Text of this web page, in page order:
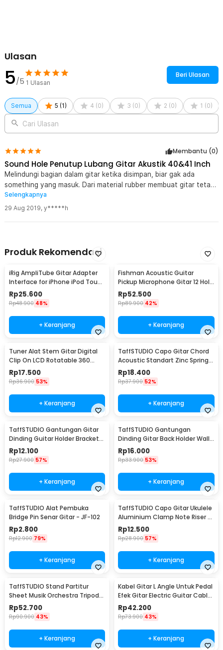
Ulasan
5/5 1 Ulasan
Beri Ulasan
Semua 5 (1 ) 4 (0) 3 (0) 2 (0) 1 (0)
Cari Ulasan
Membantu (0)
Sound Hole Penutup Lubang Gitar Akustik 40&41 Inch
Melindungi bagian dalam gitar ketika disimpan, biar gak ada
something yang masuk. Dari material rubber membuat gitar tetap
aman dan terbebas dari lecet saat ditutup lubang suaranya.
Selengkapnya
29 Aug 2019, y*****h
Produk Rekomendasi
iRig AmpliTube Gitar Adapter
Interface for iPhone iPod Touch
iPad - IRIG-0003
Rp25.600
Rp48.900 48%
+ Keranjang
Fishman Acoustic Guitar
Pickup Microphone Gitar 12 Hole
6.35mm 2.8M - P-012
Rp52.500
Rp89.900 42%
+ Keranjang
Tuner Alat Stem Gitar Digital
Clip On LCD Rotatable 360
Degree - JT-01
Rp17.500
Rp36.900 53%
+ Keranjang
TaffSTUDIO Capo Gitar Chord
Acoustic Standart Zinc Spring
Anti Karat - M556
Rp18.400
Rp37.900 52%
+ Keranjang
TaffSTUDIO Gantungan Gitar
Dinding Guitar Holder Bracket
Wall Mount - XG-01
Rp12.100
Rp27.900 57%
+ Keranjang
TaffSTUDIO Gantungan
Dinding Gitar Back Holder Wall
Mount - XG-10
Rp16.000
Rp33.900 53%
+ Keranjang
TaffSTUDIO Alat Pembuka
Bridge Pin Senar Gitar - JF-102
Rp2.800
Rp12.900 79%
+ Keranjang
TaffSTUDIO Capo Gitar Ukulele
Aluminium Clamp Note Riser -
M556
Rp12.500
Rp28.900 57%
+ Keranjang
TaffSTUDIO Stand Partitur
Sheet Musik Orchestra Tripod
Foldable 1.2m - F-01HC
Rp52.700
Rp90.900 43%
+ Keranjang
Kabel Gitar L Angle Untuk Pedal
Efek Gitar Electric Guitar Cable
6 PCS - XGQ-X-6
Rp42.200
Rp73.900 43%
+ Keranjang